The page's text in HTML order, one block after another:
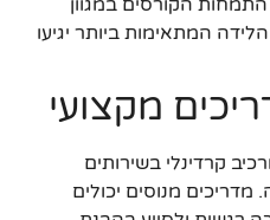
התמחות הקורסים במגוון
המתאימות ביותר יגיעו
מקצועי
קרדינלי בשירותים
מנוסים יכולים